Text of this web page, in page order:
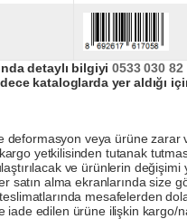
detaylı bilgiyi0533 030 82
kataloglarda yer aldığı
veya ürüne
yetkilisinden tutanak
ve ürünlerin
satın alma ekranlarında
mesafelerden
iade edilen ürüne ilişkin kargo/